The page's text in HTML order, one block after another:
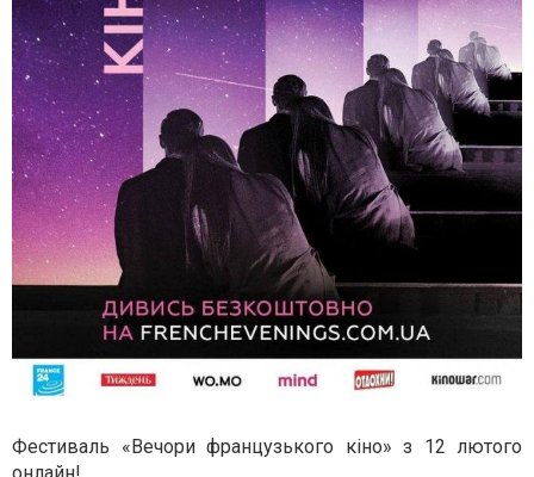
Фестиваль «Вечори французького кіно» з 12 лютого